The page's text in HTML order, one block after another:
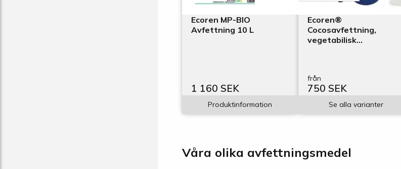
Ecoren MP-BIO
Avfettning 10 L
1 160 SEK
Produktinformation
Ecoren®
Cocosavfettning,
vegetabilisk
från
750 SEK
Se alla varianter
Våra olika avfettningsmedel